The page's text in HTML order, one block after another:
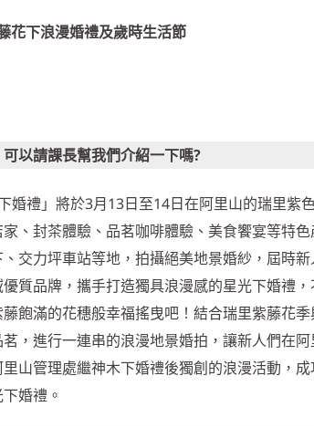
花下浪漫婚禮及歲時生活節
以請課長幫我們介紹一下嗎?
婚禮」將於3月13日至14日在阿里山的瑞里紫
、封茶體驗、品茗咖啡體驗、美食饗宴等特
交力坪車站等地，拍攝絕美地景婚紗，屆時
質品牌，攜手打造獨具浪漫感的星光下婚禮，
飽滿的花穗般幸福搖曳吧！結合瑞里紫藤花
，進行一連串的浪漫地景婚拍，讓新人們在阿
山管理處繼神木下婚禮後獨創的浪漫活動，成
婚禮。